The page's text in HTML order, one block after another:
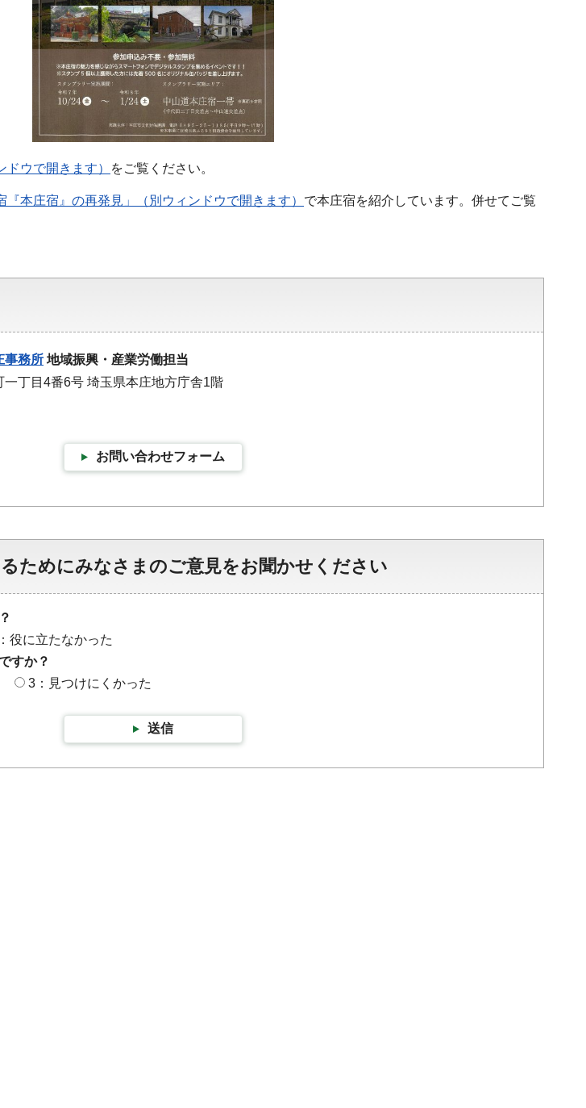
ウで開きます） をご覧ください。
『本庄宿』の再発見」（別ウィンドウで開きます） で本庄宿を紹介しています。併せてご覧
事務所 地域振興・産業労働担当
丁目4番6号 埼玉県本庄地方庁舎1階
お問い合わせフォーム
ためにみなさまのご意見をお聞かせください
役に立たなかった
すか？
3：見つけにくかった
送信